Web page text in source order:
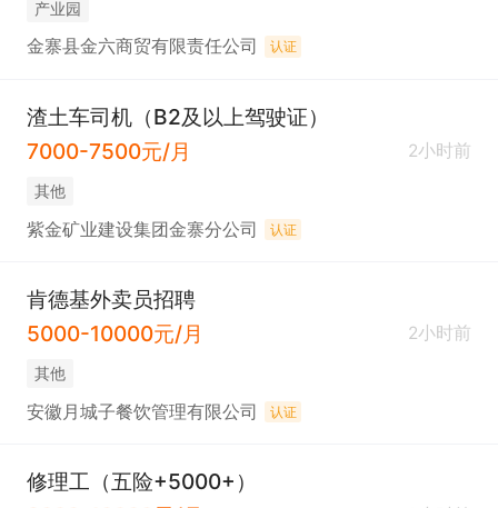
产业园
金寨县金六商贸有限责任公司 认证
渣土车司机（B2及以上驾驶证）
7000-7500元/月
2小时前
其他
紫金矿业建设集团金寨分公司 认证
肯德基外卖员招聘
5000-10000元/月
2小时前
其他
安徽月城子餐饮管理有限公司 认证
修理工（五险+5000+）